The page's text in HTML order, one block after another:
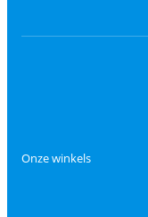
Onze winkels